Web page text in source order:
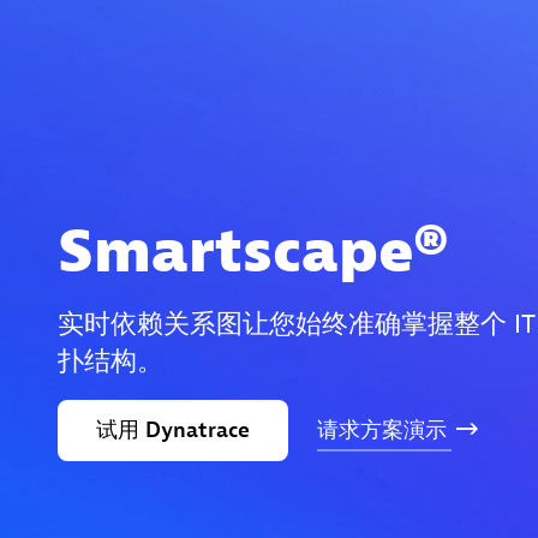
Smartscape®
实时依赖关系图让您始终准确掌握整个
扑结构。
试用 Dynatrace 请求方案演示